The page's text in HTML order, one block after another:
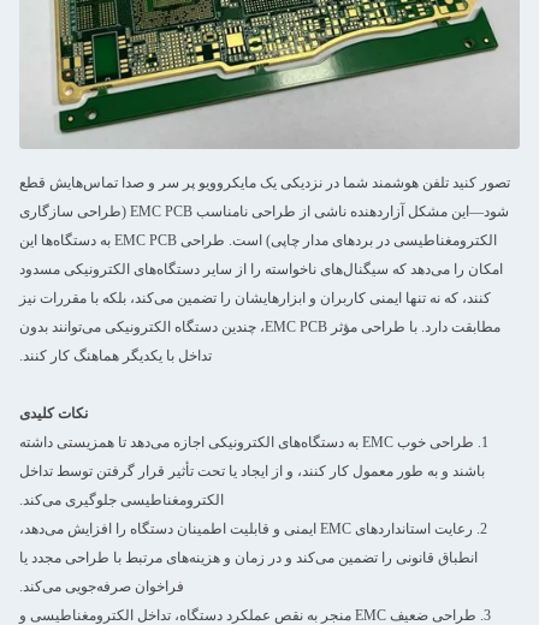
تصور کنید تلفن هوشمند شما در نزدیکی یک مایکروویو پر سر و صدا تماس‌هایش قطع
شود—این مشکل آزاردهنده ناشی از طراحی نامناسب EMC PCB (طراحی سازگاری
الکترومغناطیسی در بردهای مدار چاپی) است. طراحی EMC PCB به دستگاه‌ها این
امکان را می‌دهد که سیگنال‌های ناخواسته را از سایر دستگاه‌های الکترونیکی مسدود
کنند، که نه تنها ایمنی کاربران و ابزارهایشان را تضمین می‌کند، بلکه با مقررات نیز
مطابقت دارد. با طراحی مؤثر EMC PCB، چندین دستگاه الکترونیکی می‌توانند بدون
تداخل با یکدیگر هماهنگ کار کنند.
نکات کلیدی
1. طراحی خوب EMC به دستگاه‌های الکترونیکی اجازه می‌دهد تا همزیستی داشته
باشند و به طور معمول کار کنند، و از ایجاد یا تحت تأثیر قرار گرفتن توسط تداخل
الکترومغناطیسی جلوگیری می‌کند.
2. رعایت استانداردهای EMC ایمنی و قابلیت اطمینان دستگاه را افزایش می‌دهد،
انطباق قانونی را تضمین می‌کند و در زمان و هزینه‌های مرتبط با طراحی مجدد یا
فراخوان صرفه‌جویی می‌کند.
3. طراحی ضعیف EMC منجر به نقص عملکرد دستگاه، تداخل الکترومغناطیسی و